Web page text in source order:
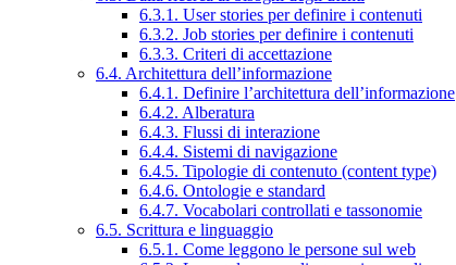
6.3.1. User stories per definire i contenuti
6.3.2. Job stories per definire i contenuti
6.3.3. Criteri di accettazione
6.4. Architettura dell’informazione
6.4.1. Definire l’architettura dell’informazione
6.4.2. Alberatura
6.4.3. Flussi di interazione
6.4.4. Sistemi di navigazione
6.4.5. Tipologie di contenuto (content type)
6.4.6. Ontologie e standard
6.4.7. Vocabolari controllati e tassonomie
6.5. Scrittura e linguaggio
6.5.1. Come leggono le persone sul web